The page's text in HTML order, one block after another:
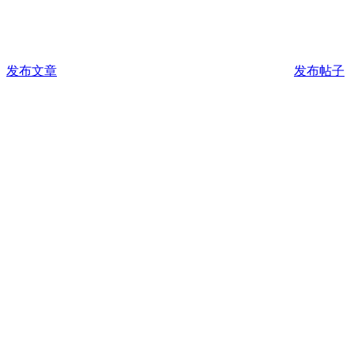
发布文章 发布帖子